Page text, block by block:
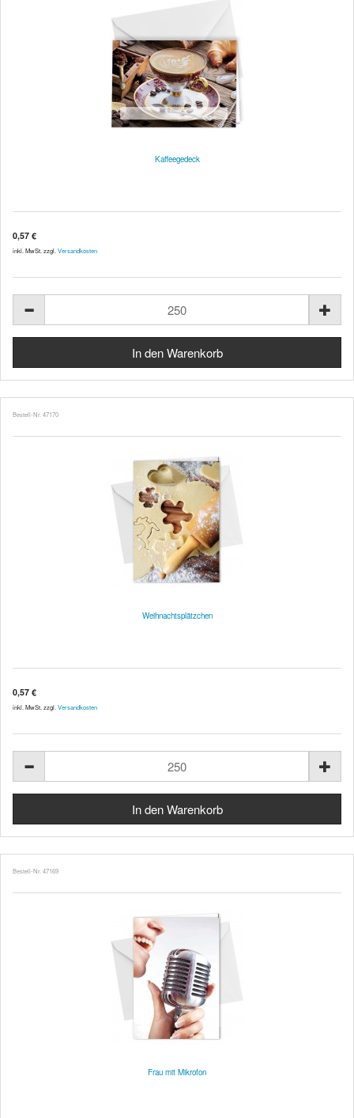
Kaffeegedeck
0,57 €
inkl. MwSt. zzgl. Versandkosten
Bestell-Nr. 47170
Weihnachtsplätzchen
0,57 €
inkl. MwSt. zzgl. Versandkosten
Bestell-Nr. 47169
Frau mit Mikrofon